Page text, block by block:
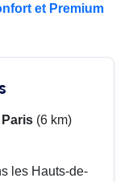
et Premium
Paris (6 km)
les Hauts-de-